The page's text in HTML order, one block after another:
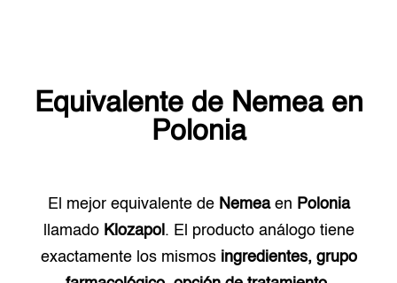
Equivalente de Nemeaen
Polonia
El mejor equivalente de Nemeaen Polonia
llamado Klozapol . El producto análogo tiene
exactamente los mismos ingredientes, grupo